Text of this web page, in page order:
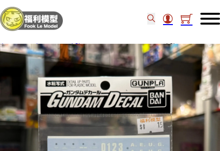
主頁 / 工具類 / Decal水貼 BANDAI 1/100 RICK DIAS 水貼 #11 34129